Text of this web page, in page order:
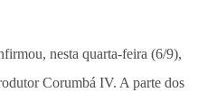
nesta quarta-feira (6/9),
Corumbá IV. A parte dos